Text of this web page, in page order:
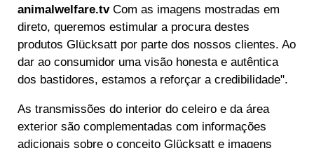
animalwelfare.tvCom as imagens mostradas em
direto, queremos estimular a procura destes
produtos Glücksatt por parte dos nossos clientes. Ao
dar ao consumidor uma visão honesta e autêntica
dos bastidores, estamos a reforçar a credibilidade".
As transmissões do interior do celeiro e da área
exterior são complementadas com informações
adicionais sobre o conceito Glücksatt e imagens